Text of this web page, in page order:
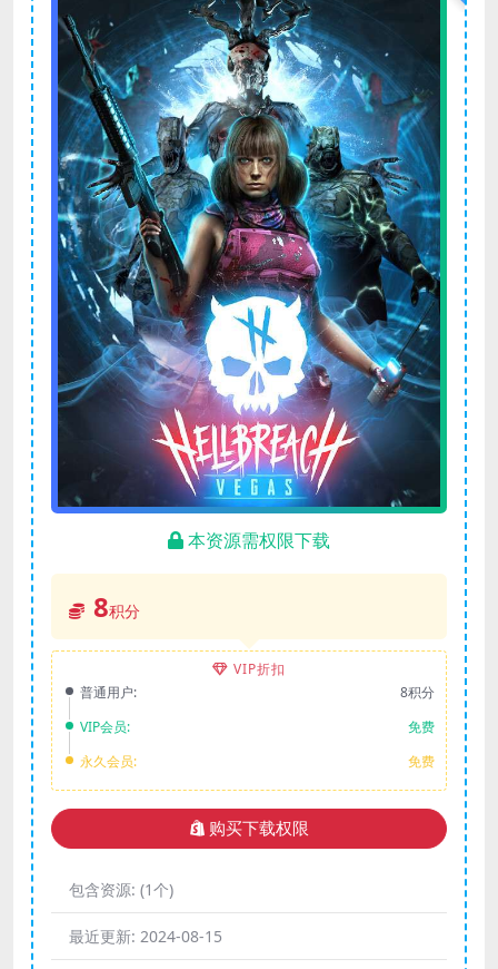
本资源需权限下载
8积分
VIP折扣
普通用户:
8积分
VIP会员:
免费
永久会员:
免费
购买下载权限
包含资源: (1个)
最近更新: 2024-08-15